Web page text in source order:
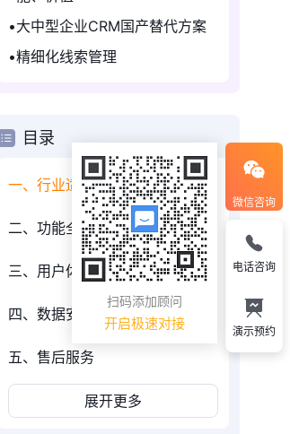
大中型企业CRM国产替代方案
精细化线索管理
目录
一、行业适配性
二、功能全面性
三、用户体验
四、数据安全性
五、售后服务
展开更多
微信咨询
扫码添加顾问
开启极速对接
电话咨询
演示预约